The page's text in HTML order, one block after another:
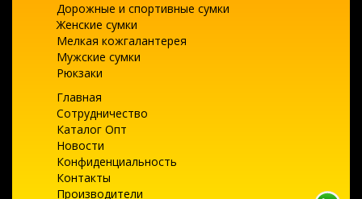
Дорожные и спортивные сумки
Женские сумки
Мелкая кожгалантерея
Мужские сумки
Рюкзаки
Главная
Сотрудничество
Каталог Опт
Новости
Конфиденциальность
Контакты
Производители